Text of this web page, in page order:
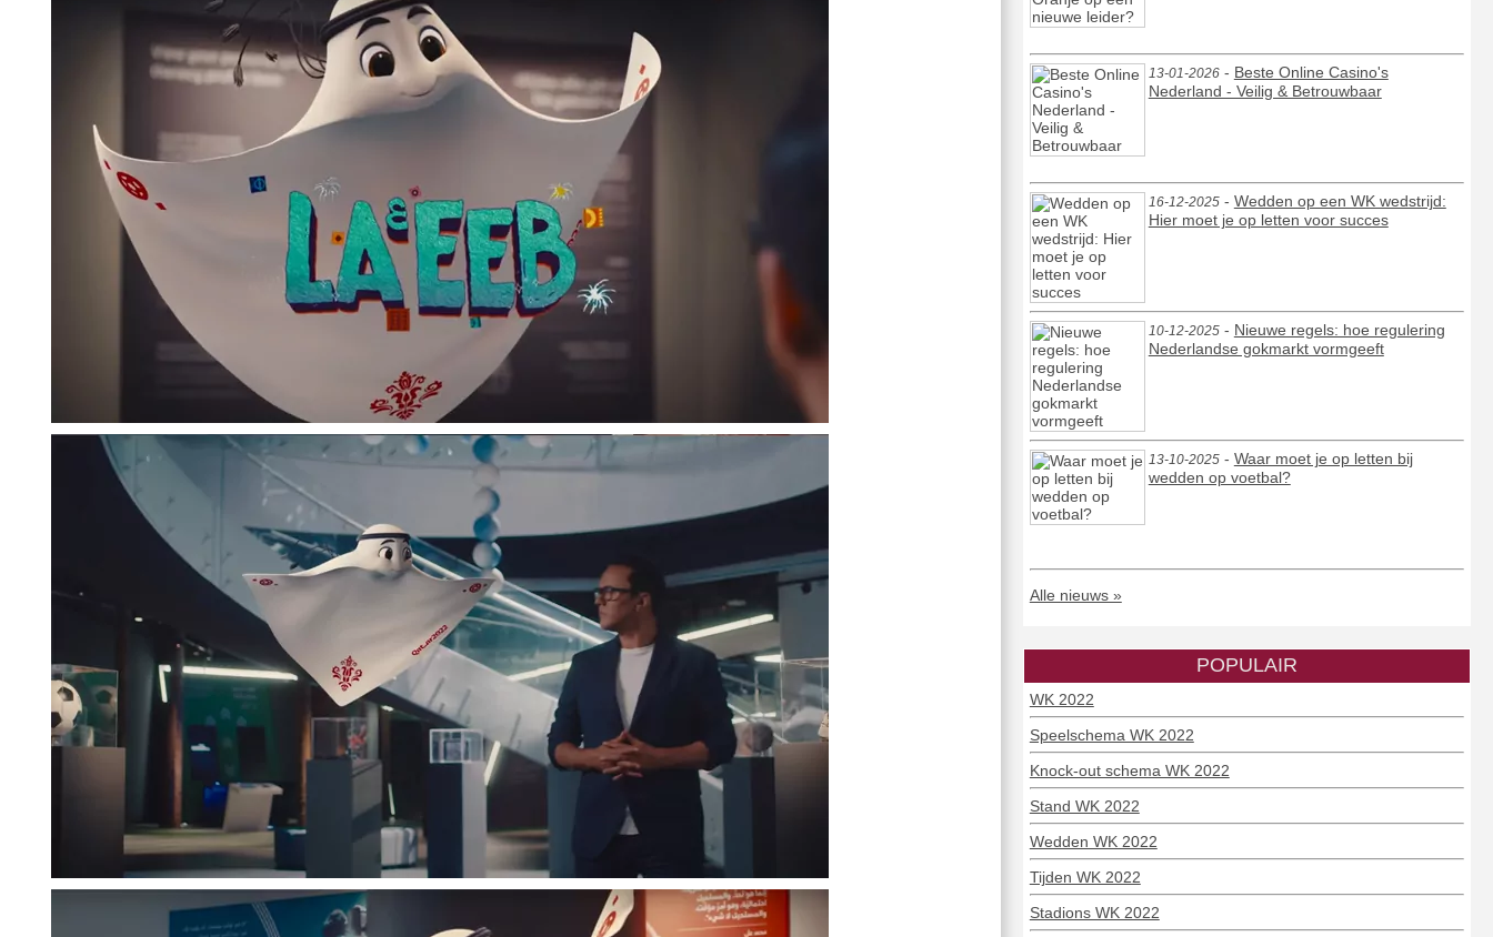
13-01-2026- Beste Online Casino's
Nederland - Veilig & Betrouwbaar
16-12-2025- Wedden op een WK wedstrijd:
Hier moet je op letten voor succes
10-12-2025- Nieuwe regels: hoe regulering
Nederlandse gokmarkt vormgeeft
13-10-2025- Waar moet je op letten bij
wedden op voetbal?
Alle nieuws »
POPULAIR
WK 2022
Speelschema WK 2022
Knock-out schema WK 2022
Stand WK 2022
Wedden WK 2022
Tijden WK 2022
Stadions WK 2022